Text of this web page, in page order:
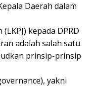
Daerah dalam
kepada DPRD
adalah salah satu
prinsip-prinsip
yakni